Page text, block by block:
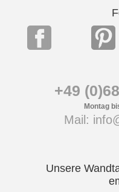
+49
Montag
Mail:
Unsere